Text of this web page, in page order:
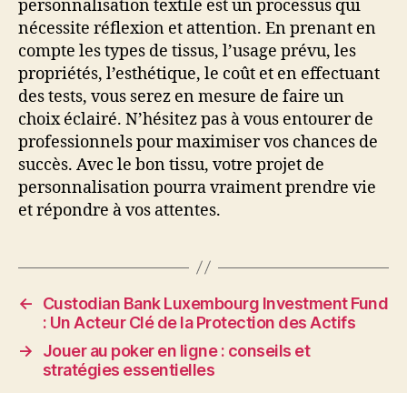
personnalisation textile est un processus qui
nécessite réflexion et attention. En prenant en
compte les types de tissus, l’usage prévu, les
propriétés, l’esthétique, le coût et en effectuant
des tests, vous serez en mesure de faire un
choix éclairé. N’hésitez pas à vous entourer de
professionnels pour maximiser vos chances de
succès. Avec le bon tissu, votre projet de
personnalisation pourra vraiment prendre vie
et répondre à vos attentes.
←
Custodian Bank Luxembourg Investment Fund
: Un Acteur Clé de la Protection des Actifs
→
Jouer au poker en ligne : conseils et
stratégies essentielles